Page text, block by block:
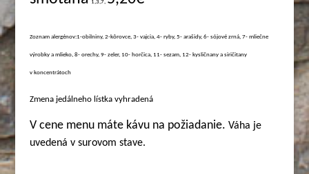
1,3,7,
Zoznam alergénov:1-obilniny, 2-kôrovce, 3- vajcia, 4- ryby, 5- arašidy, 6- sójové zrná, 7- mliečne
výrobky a mlieko, 8- orechy, 9- zeler, 10- horčica, 11- sezam, 12- kysličnany a siričitany
v koncentrátoch
Zmena jedálneho lístka vyhradená
V cene menu máte kávu na požiadanie. Váha je
uvedená v surovom stave.